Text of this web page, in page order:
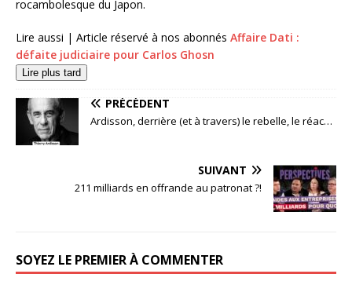
rocambolesque du Japon.
Lire aussi | Article réservé à nos abonnés Affaire Dati :
défaite judiciaire pour Carlos Ghosn
Lire plus tard
PRÉCÉDENT
Ardisson, derrière (et à travers) le rebelle, le réac…
SUIVANT
211 milliards en offrande au patronat ?!
SOYEZ LE PREMIER À COMMENTER